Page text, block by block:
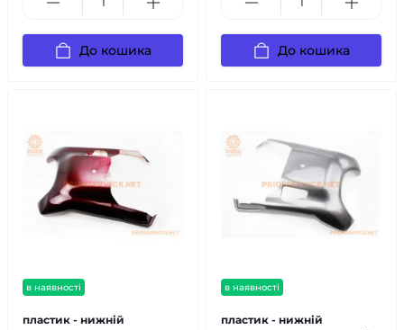
До кошика До кошика
в наявності
пластик - нижній
в наявності
пластик - нижній